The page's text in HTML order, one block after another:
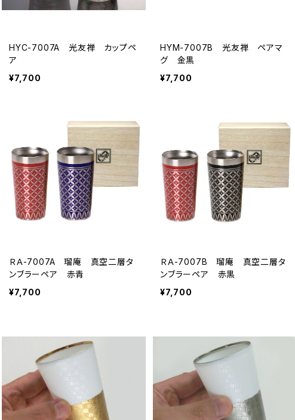
HYC-7007A 光友禅 カップペ
ア
¥7,700
HYM-7007B 光友禅 ペアマ
グ 金黒
¥7,700
ＲＡ-7007A 瑠庵 真空二層タ
ンブラーペア 赤青
¥7,700
ＲＡ-7007B 瑠庵 真空二層タ
ンブラーペア 赤黒
¥7,700